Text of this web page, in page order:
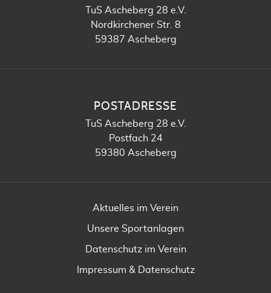
TuS Ascheberg 28 e.V.
Nordkirchener Str. 8
59387 Ascheberg
POSTADRESSE
TuS Ascheberg 28 e.V.
Postfach 24
59380 Ascheberg
Aktuelles im Verein
Unsere Sportanlagen
Datenschutz im Verein
Impressum & Datenschutz